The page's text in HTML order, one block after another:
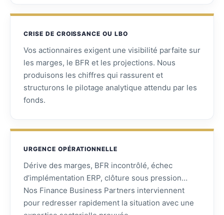
CRISE DE CROISSANCE OU LBO
Vos actionnaires exigent une visibilité parfaite sur
les marges, le BFR et les projections. Nous
produisons les chiffres qui rassurent et
structurons le pilotage analytique attendu par les
fonds.
URGENCE OPÉRATIONNELLE
Dérive des marges, BFR incontrôlé, échec
d’implémentation ERP, clôture sous pression…
Nos Finance Business Partners interviennent
pour redresser rapidement la situation avec une